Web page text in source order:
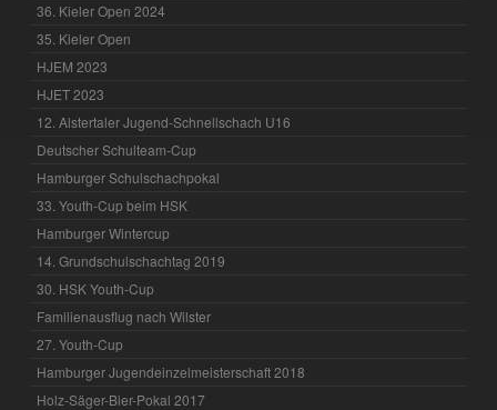
36. Kieler Open 2024
35. Kieler Open
HJEM 2023
HJET 2023
12. Alstertaler Jugend-Schnellschach U16
Deutscher Schulteam-Cup
Hamburger Schulschachpokal
33. Youth-Cup beim HSK
Hamburger Wintercup
14. Grundschulschachtag 2019
30. HSK Youth-Cup
Familienausflug nach Wilster
27. Youth-Cup
Hamburger Jugendeinzelmeisterschaft 2018
Holz-Säger-Bier-Pokal 2017